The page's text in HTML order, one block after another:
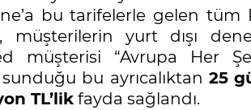
bu tarifelerle gelen tüm
müşterilerin yurt dışı
müşterisi “Avrupa Her
sunduğu bu ayrıcalıktan 25
TL’lik fayda sağlandı.